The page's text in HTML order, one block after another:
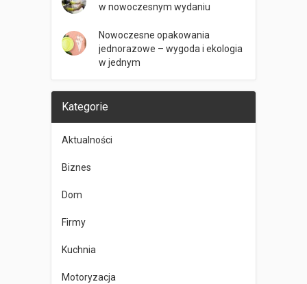
w nowoczesnym wydaniu
Nowoczesne opakowania
jednorazowe – wygoda i ekologia
w jednym
Kategorie
Aktualności
Biznes
Dom
Firmy
Kuchnia
Motoryzacja